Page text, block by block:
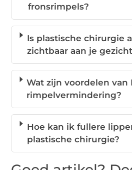
fronsrimpels?
Is plastische chirurgie
zichtbaar aan je
Wat zijn voordelen van
rimpelvermindering?
Hoe kan ik fullere
plastische chirurgie?